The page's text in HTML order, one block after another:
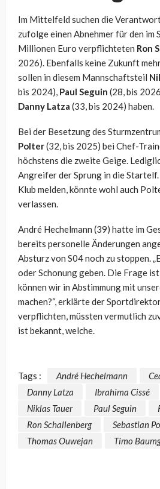
Im Mittelfeld suchen die
zufolge einen Abnehmer für den im
Millionen Euro verpflichteten Ron
2026). Ebenfalls keine Zukunft
sollen in diesem Mannschaftsteil
bis 2024), Paul Seguin (28, bis
Danny Latza (33, bis 2024) haben.
Bei der Besetzung des
Polter(32, bis 2025) bei Chef-
höchstens die zweite Geige.
Angreifer der Sprung in die
Klub melden, könnte wohl auch
verlassen.
André Hechelmann (39) hatte im
bereits personelle Änderungen
Absturz von S04 noch zu stoppen.
oder Schonung geben. Die Frage
können wir in Abstimmung mit
machen?“, erklärte der
verpflichten, müssten vermutlich
ist bekannt, welche.
Tags : André Hechelmann
Danny Latza
Ibrahima Cissé
Niklas Tauer
Paul Seguin
Ron Schallenberg
Sebastian
Thomas Ouwejan
Timo